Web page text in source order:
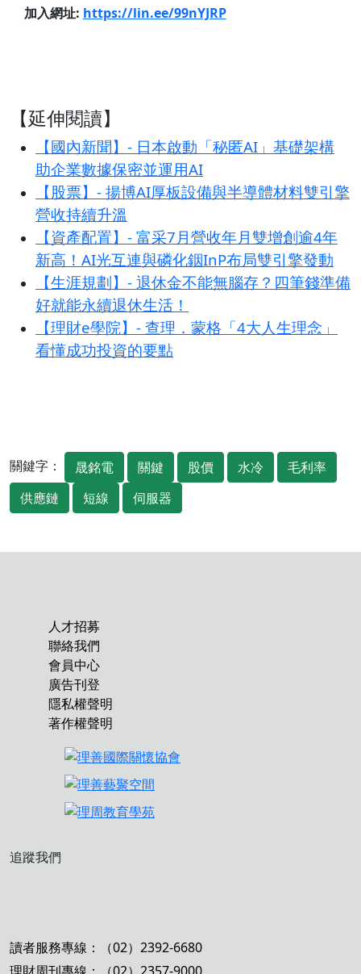
加入網址: https://lin.ee/99nYJRP
【延伸閱讀】
【國內新聞】- 日本啟動「秘匿AI」基礎架構
助企業數據保密並運用AI
【股票】- 揚博AI厚板設備與半導體材料雙引擎
營收持續升溫
【資產配置】- 富采7月營收年月雙增創逾4年
新高！AI光互連與磷化銦InP布局雙引擎發動
【生涯規劃】- 退休金不能無腦存？四筆錢準備
好就能永續退休生活！
【理財e學院】- 查理．蒙格「4大人生理念」
看懂成功投資的要點
關鍵字： 晟銘電 關鍵 股價 水冷
毛利率
供應鏈
短線 伺服器
人才招募
聯絡我們
會員中心
廣告刊登
隱私權聲明
著作權聲明
追蹤我們
讀者服務專線：（02）2392-6680
理財周刊專線：（02）2357-9000